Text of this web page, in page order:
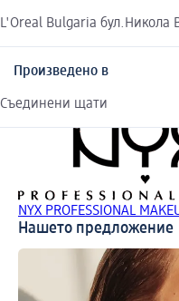
L'Oreal Bulgaria бул.Никола
Произведено в
Съединени щати
NYX PROFESSIONAL
Нашето предложение